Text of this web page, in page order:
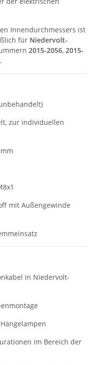
Innendurchmessers ist
für Niedervolt-
2015-2056, 2015-
zur individuellen
mit Außengewinde
in Niedervolt-
im Bereich der